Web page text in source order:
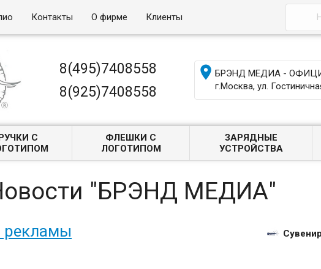
Контакты О фирме Клиенты
8(495)7408558
8(925)7408558
БРЭНД МЕДИА -
г.Москва, ул.
С
ФЛЕШКИ С
ЛОГОТИПОМ
ЗАРЯДНЫЕ
УСТРОЙСТВА
"БРЭНД МЕДИА"
рекламы